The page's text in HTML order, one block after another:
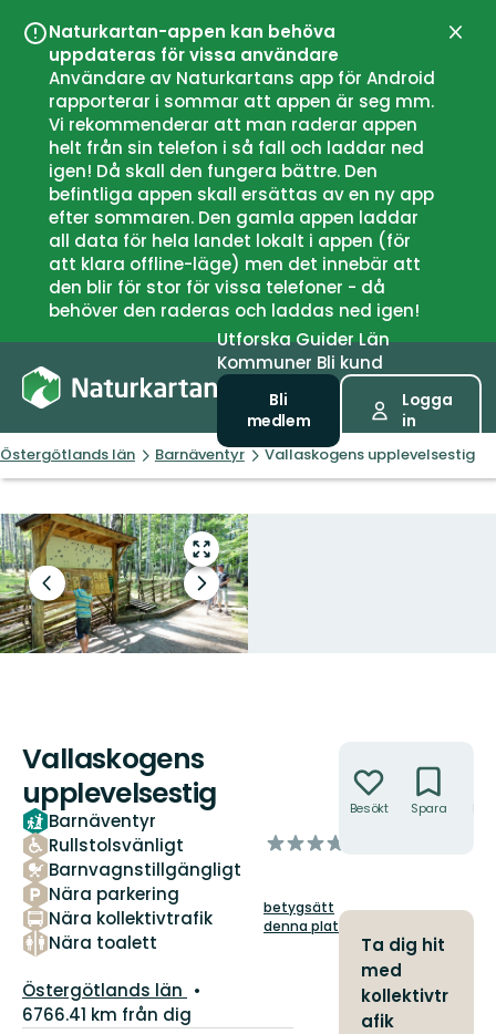
Naturkartan-appen kan behöva
uppdateras för vissa användare
Användare av Naturkartans app för Android
rapporterar i sommar att appen är seg mm.
Vi rekommenderar att man raderar appen
helt från sin telefon i så fall och laddar ned
igen! Då skall den fungera bättre. Den
befintliga appen skall ersättas av en ny app
efter sommaren. Den gamla appen laddar
all data för hela landet lokalt i appen (för
att klara offline-läge) men det innebär att
den blir för stor för vissa telefoner - då
behöver den raderas och laddas ned igen!
UtforskaGuiderLän
Kommuner Bli kund
Bli
medlem
Logga
in
Östergötlands län Barnäventyr Vallaskogens upplevelsestig
Gå
till
helskärmsläge
Föregående
bild
Nästa
bildspel
Vallaskogens
upplevelsestig
Barnäventyr
Rullstolsvänligt
Barnvagnstillgängligt
Nära parkering
Nära kollektivtrafik
Nära toalett
av
betygsätt
denna plats!
Län:
Östergötlands län
6766.41 km från dig
Besökt Spara
Ta dig hit
med
kollektivtr
afik